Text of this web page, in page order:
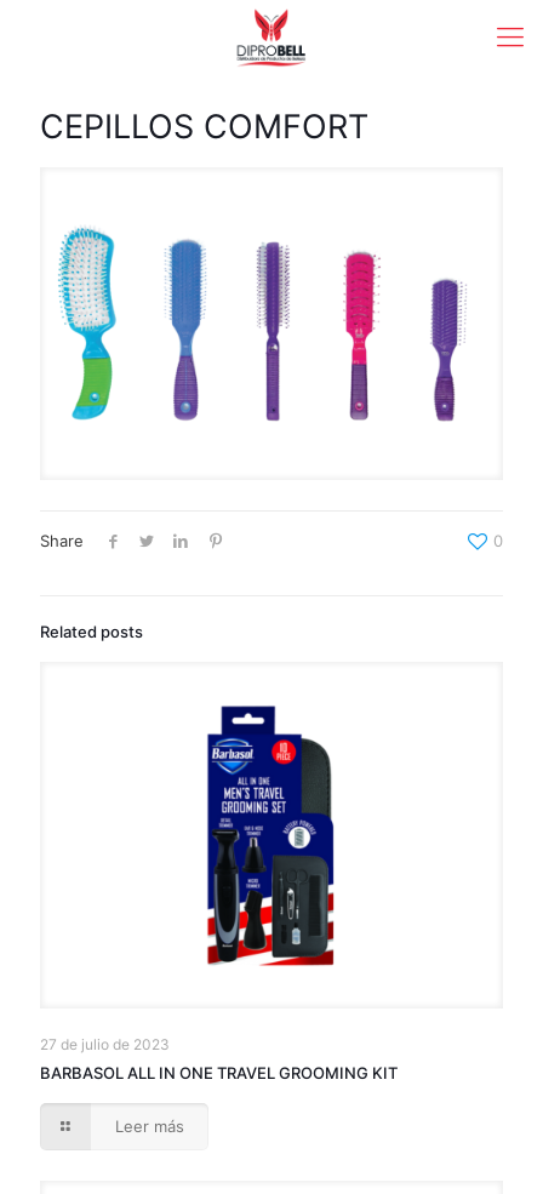
CEPILLOS COMFORT
Share 0
Related posts
27 de julio de 2023
BARBASOL ALL IN ONE TRAVEL GROOMING KIT
Leer más